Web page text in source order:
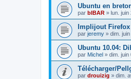
Ubuntu en
par bIBAR » lun. juin
Implijout
par jeremy » dim.
Ubuntu 10.04:
par Michel » dim. juin
Télécharger/
par drouizig » dim.